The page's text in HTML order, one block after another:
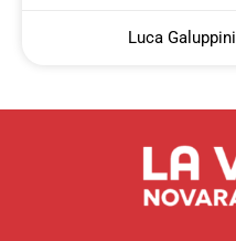
Luca Galuppini